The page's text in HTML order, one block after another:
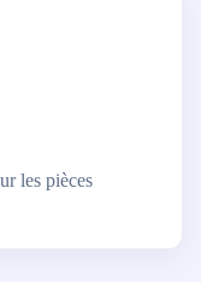
les pièces